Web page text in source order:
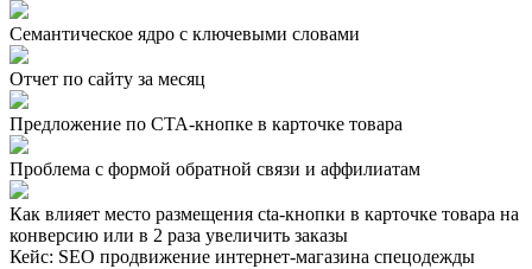
Семантическое ядро с ключевыми словами
Отчет по сайту за месяц
Предложение по СТА-кнопке в карточке товара
Проблема с формой обратной связи и аффилиатам
Как влияет место размещения cta-кнопки в карточке товара на
конверсию или в 2 раза увеличить заказы
Кейс: SEO продвижение интернет-магазина спецодежды